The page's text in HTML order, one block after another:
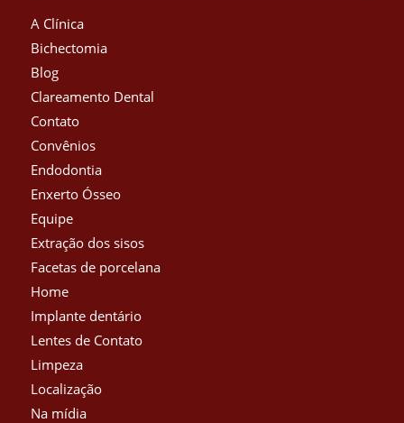
A Clínica
Bichectomia
Blog
Clareamento Dental
Contato
Convênios
Endodontia
Enxerto Ósseo
Equipe
Extração dos sisos
Facetas de porcelana
Home
Implante dentário
Lentes de Contato
Limpeza
Localização
Na mídia